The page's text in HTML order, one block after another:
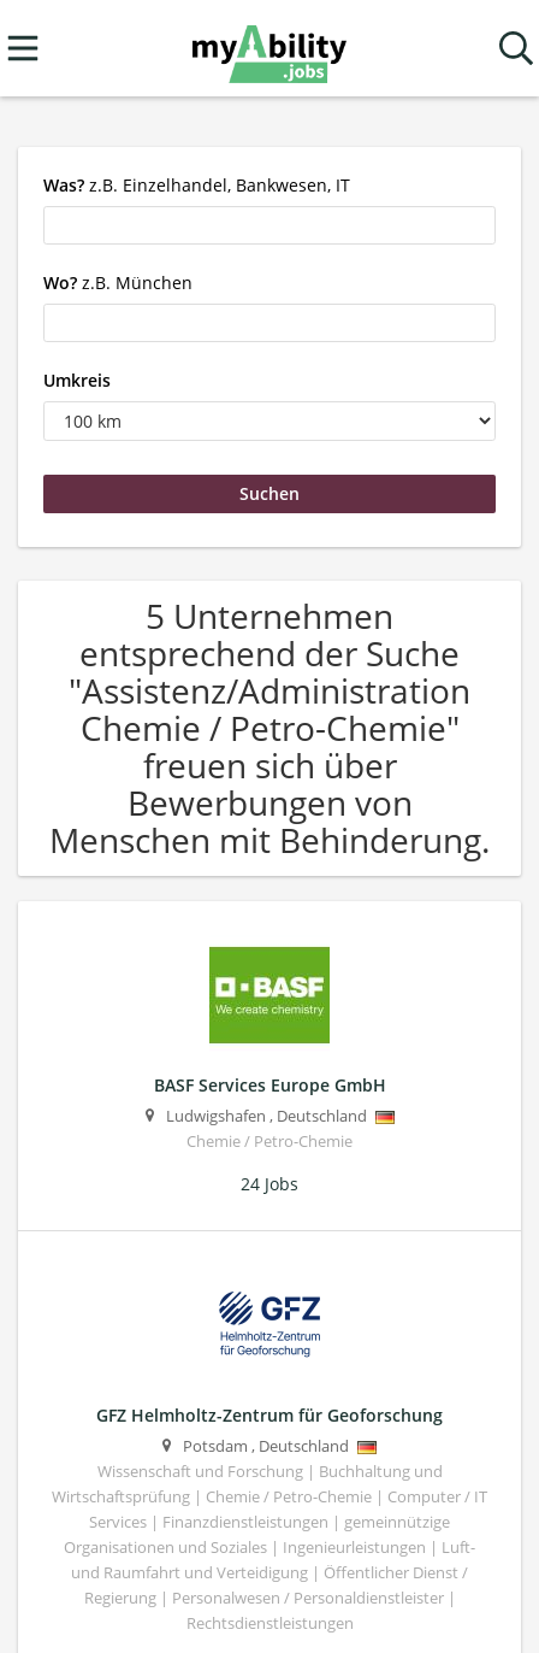
Was? z.B. Einzelhandel, Bankwesen, IT
Wo? z.B. München
Umkreis
5 Unternehmen
entsprechend der Suche
"Assistenz/Administration
Chemie / Petro-Chemie"
freuen sich über
Bewerbungen von
Menschen mit Behinderung.
BASF Services Europe GmbH
Ludwigshafen , Deutschland
Chemie / Petro-Chemie
24 Jobs
GFZ Helmholtz-Zentrum für Geoforschung
Potsdam , Deutschland
Wissenschaft und Forschung | Buchhaltung und
Wirtschaftsprüfung | Chemie / Petro-Chemie | Computer / IT
Services | Finanzdienstleistungen | gemeinnützige
Organisationen und Soziales | Ingenieurleistungen | Luft-
und Raumfahrt und Verteidigung | Öffentlicher Dienst /
Regierung | Personalwesen / Personaldienstleister |
Rechtsdienstleistungen